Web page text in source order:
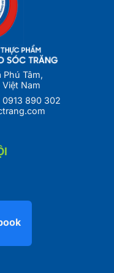
Phú Tâm,
Nam
0913 890 302